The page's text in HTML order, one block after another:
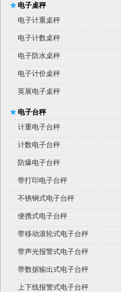
电子桌秤
电子计重桌秤
电子计数桌秤
电子防水桌秤
电子计价桌秤
英展电子桌秤
电子台秤
计重电子台秤
计数电子台秤
防爆电子台秤
带打印电子台秤
不锈钢式电子台秤
便携式电子台秤
带移动滚轮式电子台秤
带声光报警式电子台秤
带数据输出式电子台秤
上下线报警式电子台秤